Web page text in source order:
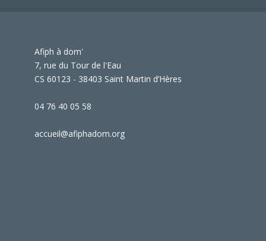
Afiph à dom'
7, rue du Tour de l'Eau
CS 60123 - 38403 Saint Martin d’Hères
04 76 40 05 58
accueil@afiphadom.org